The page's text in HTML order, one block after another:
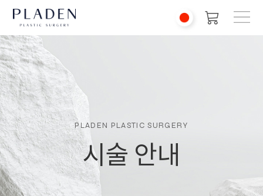
PLADEN PLASTIC SURGERY
시술 안내